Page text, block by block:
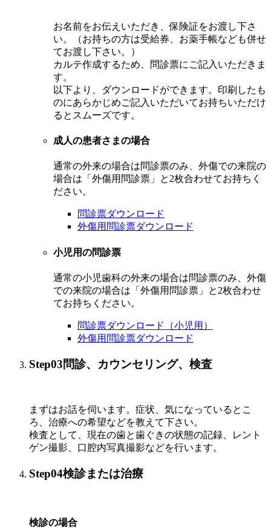
お名前をお伝えいただき、保険証をお渡し下さ
い。（お持ちの方は受給券、お薬手帳なども併せ
てお渡し下さい。）
カルテ作成するため、問診票にご記入いただきま
す。
以下より、ダウンロードができます。印刷したも
のにあらかじめご記入いただいてお持ちいただけ
るとスムーズです。
成人の患者さまの場合
通常の外来の場合は問診票のみ、外傷での来院の
場合は「外傷用問診票」と2枚合わせてお持ちく
ださい。
問診票ダウンロード
外傷用問診票ダウンロード
小児用の問診票
通常の小児歯科の外来の場合は問診票のみ、外傷
での来院の場合は「外傷用問診票」と2枚合わせ
てお持ちください。
問診票ダウンロード（小児用）
外傷用問診票ダウンロード
Step03問診、カウンセリング、検査
まずはお話を伺います。症状、気になっているとこ
ろ、治療への希望などを教えて下さい。
検査として、現在の歯と歯ぐきの状態の記録、レント
ゲン撮影、口腔内写真撮影などを行います。
Step04検診または治療
検診の場合